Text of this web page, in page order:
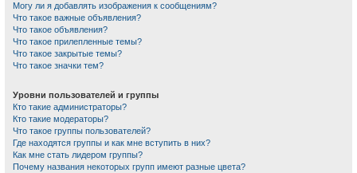
Могу ли я добавлять изображения к сообщениям?
Что такое важные объявления?
Что такое объявления?
Что такое прилепленные темы?
Что такое закрытые темы?
Что такое значки тем?
Уровни пользователей и группы
Кто такие администраторы?
Кто такие модераторы?
Что такое группы пользователей?
Где находятся группы и как мне вступить в них?
Как мне стать лидером группы?
Почему названия некоторых групп имеют разные цвета?